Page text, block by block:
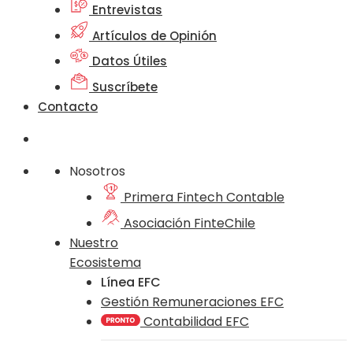
Entrevistas
Artículos de Opinión
Datos Útiles
Suscríbete
Contacto
Nosotros
Primera Fintech Contable
Asociación FinteChile
Nuestro
Ecosistema
Línea EFC
Gestión Remuneraciones EFC
Contabilidad EFC